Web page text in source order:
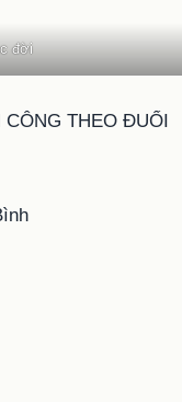
đời
THEO ĐUỔI